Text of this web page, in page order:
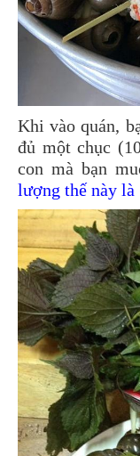
Khi vào quán,
đủ một chục
con mà bạn
lượng thế này là